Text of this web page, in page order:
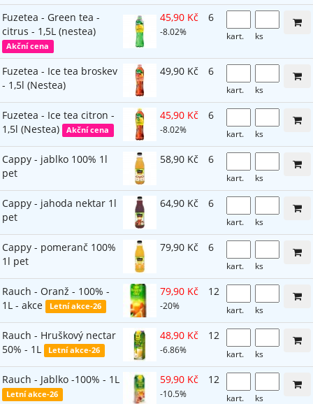
Fuzetea - Green tea -
citrus - 1,5L (nestea)
Akční cena
45,90 Kč
-8.02%
6
kart. ks
Fuzetea - Ice tea broskev
- 1,5l (Nestea)
49,90 Kč 6
kart. ks
Fuzetea - Ice tea citron -
1,5l (Nestea)
Akční cena
45,90 Kč
-8.02%
6
kart. ks
Cappy - jablko 100% 1l
pet
58,90 Kč 6
kart. ks
Cappy - jahoda nektar 1l
pet
64,90 Kč 6
kart. ks
Cappy - pomeranč 100%
1l pet
79,90 Kč 6
kart. ks
Rauch - Oranž - 100% -
1L - akce
Letní akce-26
79,90 Kč
-20%
12
kart. ks
Rauch - Hruškový nectar
50% - 1L
Letní akce-26
48,90 Kč
-6.86%
12
kart. ks
Rauch - Jablko -100% - 1L
Letní akce-26
59,90 Kč
-10.5%
12
kart. ks